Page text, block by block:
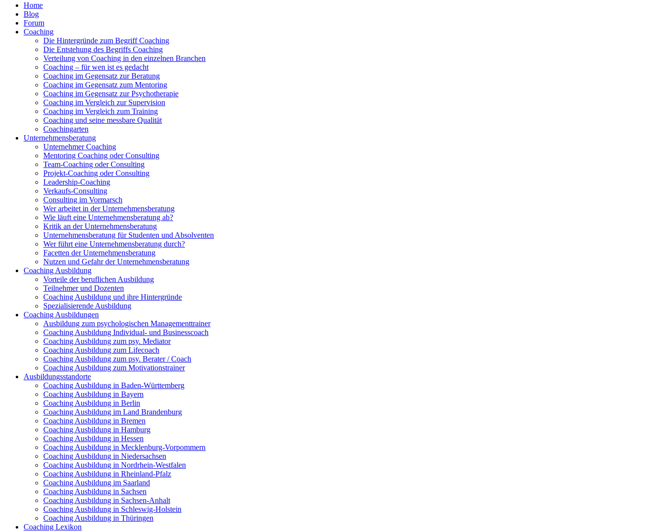
Home
Blog
Forum
Coaching
Die Hintergründe zum Begriff Coaching
Die Entstehung des Begriffs Coaching
Verteilung von Coaching in den einzelnen Branchen
Coaching – für wen ist es gedacht
Coaching im Gegensatz zur Beratung
Coaching im Gegensatz zum Mentoring
Coaching im Gegensatz zur Psychotherapie
Coaching im Vergleich zur Supervision
Coaching im Vergleich zum Training
Coaching und seine messbare Qualität
Coachingarten
Unternehmensberatung
Unternehmer Coaching
Mentoring Coaching oder Consulting
Team-Coaching oder Consulting
Projekt-Coaching oder Consulting
Leadership-Coaching
Verkaufs-Consulting
Consulting im Vormarsch
Wer arbeitet in der Unternehmensberatung
Wie läuft eine Unternehmensberatung ab?
Kritik an der Unternehmensberatung
Unternehmensberatung für Studenten und Absolventen
Wer führt eine Unternehmensberatung durch?
Facetten der Unternehmensberatung
Nutzen und Gefahr der Unternehmensberatung
Coaching Ausbildung
Vorteile der beruflichen Ausbildung
Teilnehmer und Dozenten
Coaching Ausbildung und ihre Hintergründe
Spezialisierende Ausbildung
Coaching Ausbildungen
Ausbildung zum psychologischen Managementtrainer
Coaching Ausbildung Individual- und Businesscoach
Coaching Ausbildung zum psy. Mediator
Coaching Ausbildung zum Lifecoach
Coaching Ausbildung zum psy. Berater / Coach
Coaching Ausbildung zum Motivationstrainer
Ausbildungsstandorte
Coaching Ausbildung in Baden-Württemberg
Coaching Ausbildung in Bayern
Coaching Ausbildung in Berlin
Coaching Ausbildung im Land Brandenburg
Coaching Ausbildung in Bremen
Coaching Ausbildung in Hamburg
Coaching Ausbildung in Hessen
Coaching Ausbildung in Mecklenburg-Vorpommern
Coaching Ausbildung in Niedersachsen
Coaching Ausbildung in Nordrhein-Westfalen
Coaching Ausbildung in Rheinland-Pfalz
Coaching Ausbildung im Saarland
Coaching Ausbildung in Sachsen
Coaching Ausbildung in Sachsen-Anhalt
Coaching Ausbildung in Schleswig-Holstein
Coaching Ausbildung in Thüringen
Coaching Lexikon